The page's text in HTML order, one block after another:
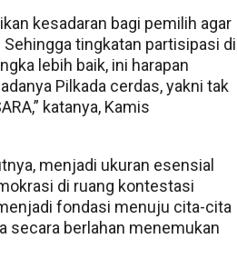
kesadaran bagi pemilih agar
tingkatan partisipasi di
lebih baik, ini harapan
Pilkada cerdas, yakni tak
katanya, Kamis
menjadi ukuran esensial
di ruang kontestasi
fondasi menuju cita-cita
secara berlahan menemukan